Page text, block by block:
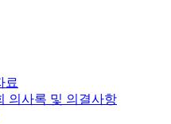
료
의사록 및 의결사항